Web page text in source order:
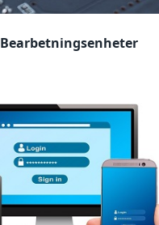
Bearbetningsenheter